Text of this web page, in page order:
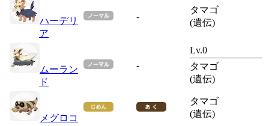
ハーデリ
ア
-
タマゴ
(遺伝)
ムーラン
ド
-
Lv.0
タマゴ
(遺伝)
メグロコ
タマゴ
(遺伝)